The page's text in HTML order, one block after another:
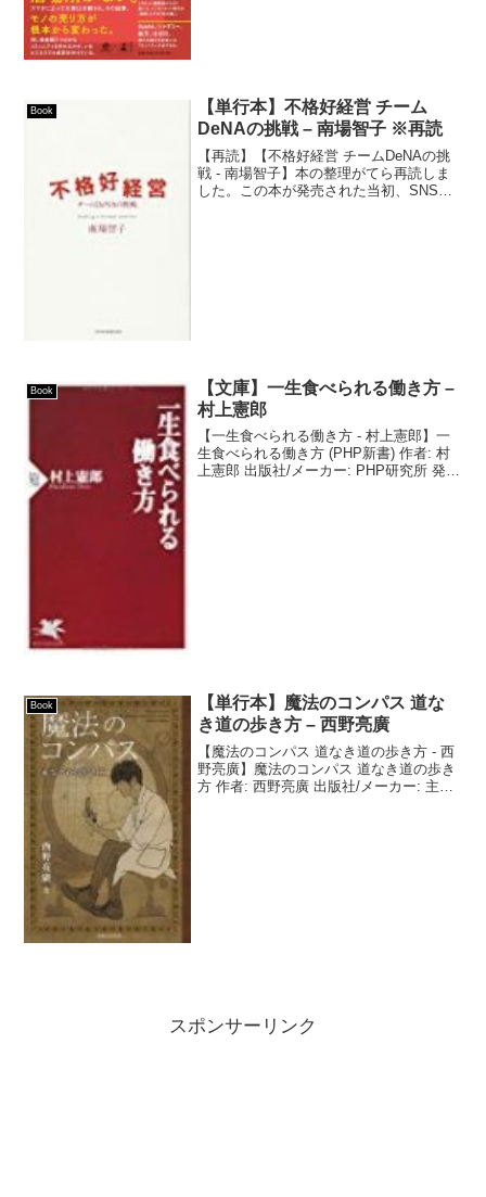
Book
【単行本】不格好経営 チーム
DeNAの挑戦 – 南場智子 ※再読
【再読】【不格好経営 チームDeNAの挑
戦 - 南場智子】本の整理がてら再読しま
した。この本が発売された当初、SNSの
Book
【文庫】一生食べられる働き方 –
村上憲郎
【一生食べられる働き方 - 村上憲郎】一
生食べられる働き方 (PHP新書) 作者: 村
上憲郎 出版社/メーカー: PHP研究所 発売
Book
【単行本】魔法のコンパス 道な
き道の歩き方 – 西野亮廣
【魔法のコンパス 道なき道の歩き方 - 西
野亮廣】魔法のコンパス 道なき道の歩き
方 作者: 西野亮廣 出版社/メーカー: 主婦
スポンサーリンク